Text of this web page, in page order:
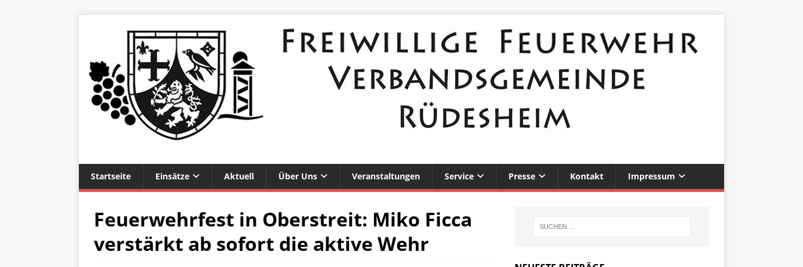
Startseite Einsätze Aktuell Über Uns Veranstaltungen Service Presse Kontakt Impressum
Feuerwehrfest in Oberstreit: Miko Ficca
verstärkt ab sofort die aktive Wehr